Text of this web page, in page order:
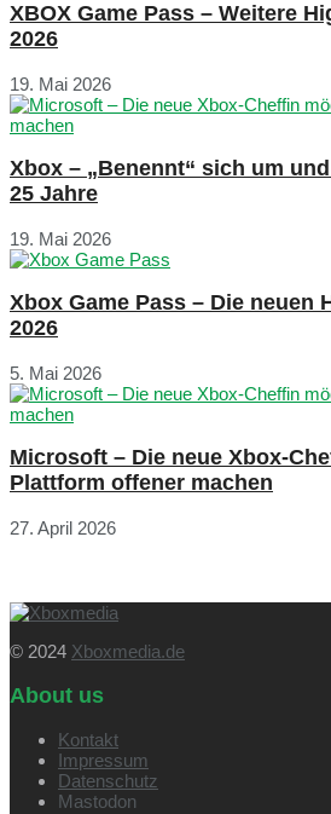
XBOX Game Pass – Weitere
2026
19. Mai 2026
Xbox – „Benennt“ sich um
25 Jahre
19. Mai 2026
Xbox Game Pass – Die neuen
2026
5. Mai 2026
Microsoft – Die neue Xbox-
Plattform offener machen
27. April 2026
© 2024 Xboxmedia.de
About us
Kontakt
Impressum
Datenschutz
Mastodon